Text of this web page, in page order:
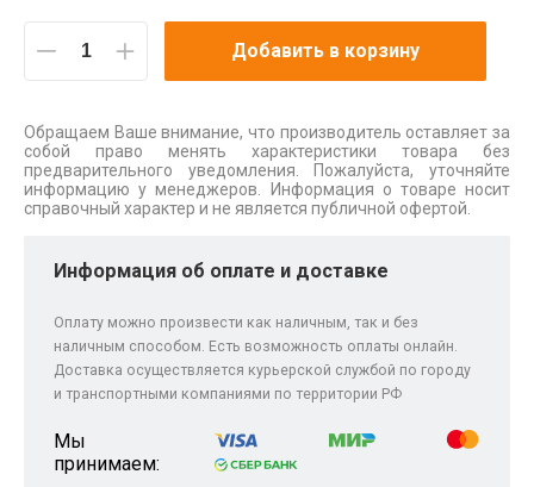
Добавить в корзину
Обращаем Ваше внимание, что производитель оставляет за
собой право менять характеристики товара без
предварительного уведомления. Пожалуйста, уточняйте
информацию у менеджеров. Информация о товаре носит
справочный характер и не является публичной офертой.
Информация об оплате и доставке
Оплату можно произвести как наличным, так и без
наличным способом. Есть возможность оплаты онлайн.
Доставка осуществляется курьерской службой по городу
и транспортными компаниями по территории РФ
Мы
принимаем: